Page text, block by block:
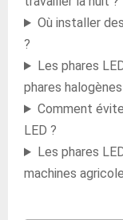
Où installer
?
Les phares
phares
Comment
LED ?
Les phares
machines